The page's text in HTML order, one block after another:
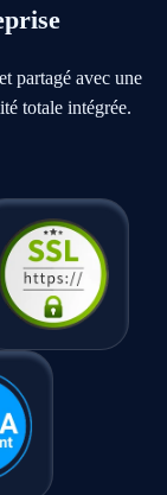
partagé avec une
totale intégrée.